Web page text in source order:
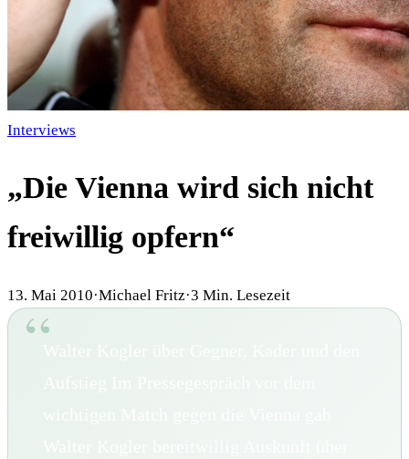
Interviews
„Die Vienna wird sich nicht
freiwillig opfern“
13. Mai 2010·Michael Fritz·3 Min. Lesezeit